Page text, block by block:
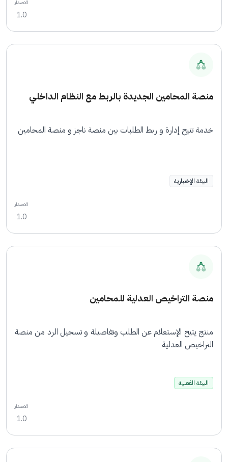
الاصدار
1.0
منصة المحامين الجديدة بالربط مع النظام الداخلي
خدمة تتيح إدارة و ربط الطلبات بين منصة ناجز و منصة المحامين
البيئة الإختبارية
الاصدار
1.0
منصة التراخيص العدلية للمحامين
منتج يتيح الإستعلام عن الطلب وتفاصيلة و تسجيل الرد من منصة
التراخيص العدلية
البيئة الفعلية
الاصدار
1.0